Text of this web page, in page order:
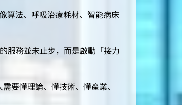
算法、呼吸治療耗材、智能病床
服務並未止步，而是啟動「接力
要懂理論、懂技術、懂產業、